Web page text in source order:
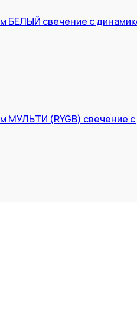
БЕЛЫЙ свечение с
МУЛЬТИ (RYGB) свечение